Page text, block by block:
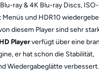
ray & 4K Blu-ray Discs,
und HDR10
diesem Player sind sehr
Playerverfügt über eine
er hat schon die Stabilität,
Wiedergabeglätte verbessert.